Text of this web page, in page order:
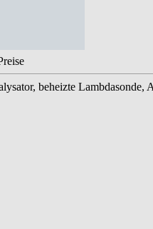
beheizte Lambdasonde,